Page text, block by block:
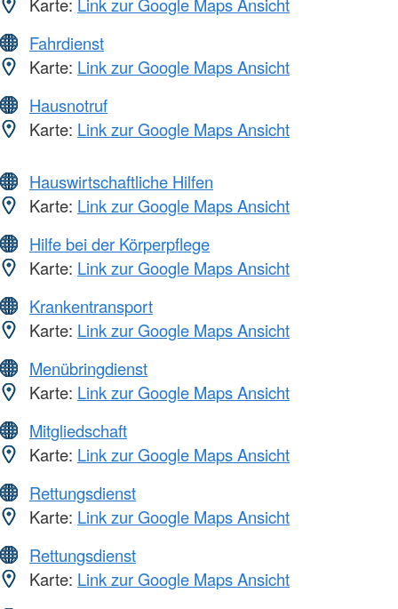
Karte: Link zur Google Maps Ansicht
Fahrdienst
Karte: Link zur Google Maps Ansicht
Hausnotruf
Karte: Link zur Google Maps Ansicht
Hauswirtschaftliche Hilfen
Karte: Link zur Google Maps Ansicht
Hilfe bei der Körperpflege
Karte: Link zur Google Maps Ansicht
Krankentransport
Karte: Link zur Google Maps Ansicht
Menübringdienst
Karte: Link zur Google Maps Ansicht
Mitgliedschaft
Karte: Link zur Google Maps Ansicht
Rettungsdienst
Karte: Link zur Google Maps Ansicht
Rettungsdienst
Karte: Link zur Google Maps Ansicht